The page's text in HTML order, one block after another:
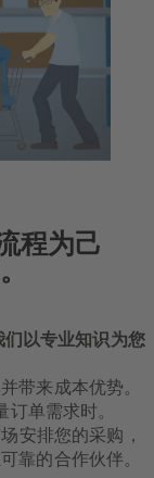
程为己
以专业知识为您
带来成本优势。
单需求时。
安排您的采购，
靠的合作伙伴。